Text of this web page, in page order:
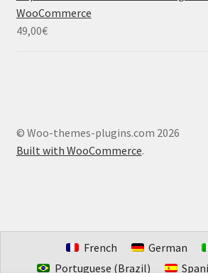
WooCommerce
49,00€
© Woo-themes-plugins.com 2026
Built with WooCommerce.
French German
Portuguese (Brazil)